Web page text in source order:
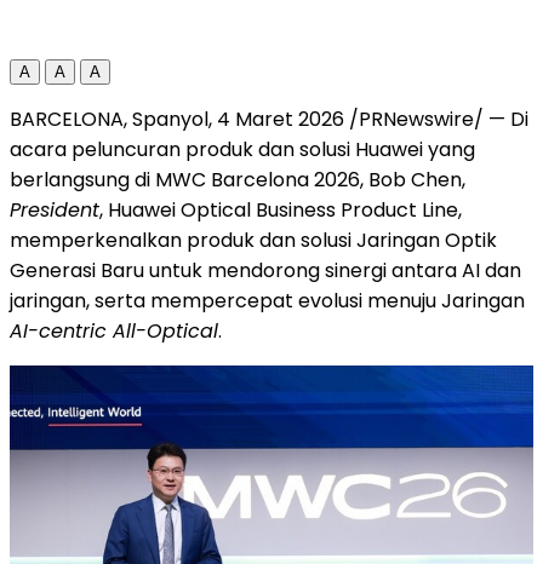
A A A
BARCELONA, Spanyol, 4 Maret 2026 /PRNewswire/ — Di
acara peluncuran produk dan solusi Huawei yang
berlangsung di MWC Barcelona 2026, Bob Chen,
President, Huawei Optical Business Product Line,
memperkenalkan produk dan solusi Jaringan Optik
Generasi Baru untuk mendorong sinergi antara AI dan
jaringan, serta mempercepat evolusi menuju Jaringan
AI-centric All-Optical.